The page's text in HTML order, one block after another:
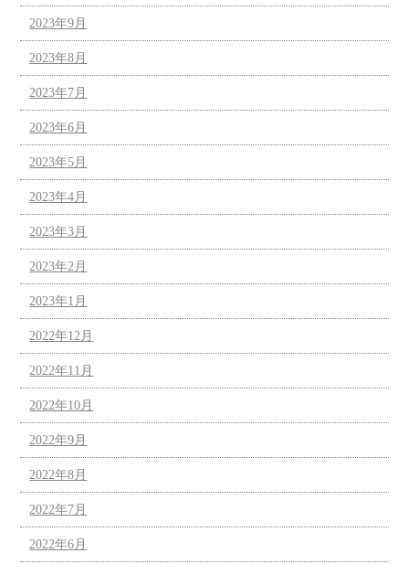
2023年9月
2023年8月
2023年7月
2023年6月
2023年5月
2023年4月
2023年3月
2023年2月
2023年1月
2022年12月
2022年11月
2022年10月
2022年9月
2022年8月
2022年7月
2022年6月